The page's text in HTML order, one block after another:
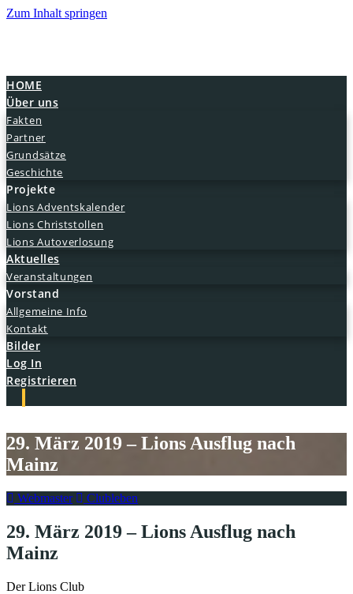
Zum Inhalt springen
HOME
Über uns
Fakten
Partner
Grundsätze
Geschichte
Projekte
Lions Adventskalender
Lions Christstollen
Lions Autoverlosung
Aktuelles
Veranstaltungen
Vorstand
Allgemeine Info
Kontakt
Bilder
Log In
Registrieren
29. März 2019 – Lions Ausflug nach
Mainz
Webmaster Clubleben
29. März 2019 – Lions Ausflug nach
Mainz
Der Lions Club